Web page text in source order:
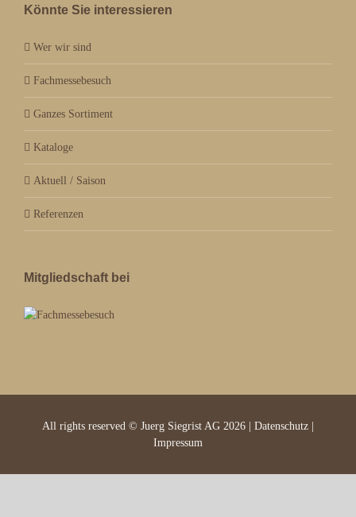
Könnte Sie interessieren
Wer wir sind
Fachmessebesuch
Ganzes Sortiment
Kataloge
Aktuell / Saison
Referenzen
Mitgliedschaft bei
All rights reserved © Juerg Siegrist AG 2026 | Datenschutz |
Impressum